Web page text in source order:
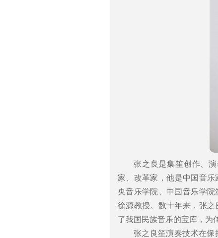
张之良是集笙创作、
家、改革家，他是中国音
央音乐学院、中国音乐学
徐源教授。数十年来，张
了我国民族音乐的宝库，为
张之良笙演奏技术在保